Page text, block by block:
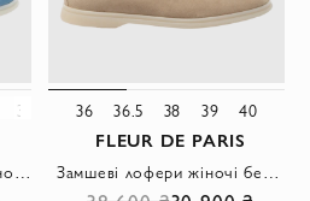
38 38.5 39 40.5
36 36.5 38 39 40
FLEUR DE PARIS